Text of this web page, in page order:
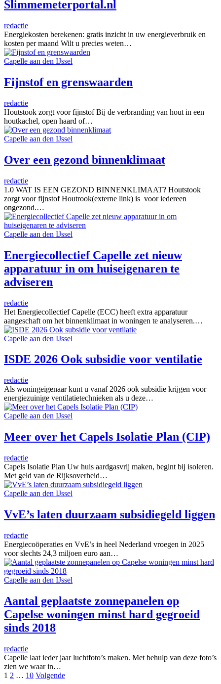
Slimmemeterportal.nl
redactie
Energiekosten berekenen: gratis inzicht in uw energieverbruik en
kosten per maand Wilt u precies weten…
Capelle aan den IJssel
Fijnstof en grenswaarden
redactie
Houtstook zorgt voor fijnstof Bij de verbranding van hout in een
houtkachel, open haard of…
Capelle aan den IJssel
Over een gezond binnenklimaat
redactie
1.0 WAT IS EEN GEZOND BINNENKLIMAAT? Houtstook
zorgt voor fijnstof Houtrook(externe link) is voor iedereen
ongezond.…
Capelle aan den IJssel
Energiecollectief Capelle zet nieuw
apparatuur in om huiseigenaren te
adviseren
redactie
Het Energiecollectief Capelle (ECC) heeft extra apparatuur
aangeschaft om het binnenklimaat in woningen te analyseren.…
Capelle aan den IJssel
ISDE 2026 Ook subsidie voor ventilatie
redactie
Als woningeigenaar kunt u vanaf 2026 ook subsidie krijgen voor
energiezuinige ventilatietechnieken als u deze…
Capelle aan den IJssel
Meer over het Capels Isolatie Plan (CIP)
redactie
Capels Isolatie Plan Uw huis aardgasvrij maken, begint bij isoleren.
Met geld van de Rijksoverheid…
Capelle aan den IJssel
VvE’s laten duurzaam subsidiegeld liggen
redactie
Energiecoöperaties en VvE’s in heel Nederland vroegen in 2025
voor slechts 24,3 miljoen euro aan…
Capelle aan den IJssel
Aantal geplaatste zonnepanelen op
Capelse woningen minst hard gegroeid
sinds 2018
redactie
Capelle laat ieder jaar luchtfoto’s maken. Met behulp van deze foto’s
zien we waar in…
Berichten
1 2 … 10 Volgende